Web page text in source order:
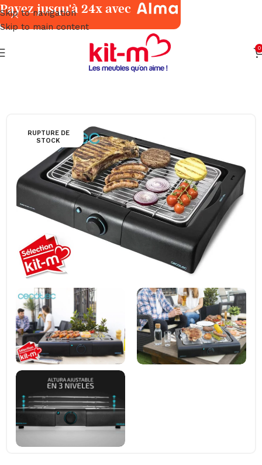
Skip to navigation
Skip to main content
0
Petits Électroménagers Cuisine
RUPTURE DE
STOCK
Payez jusqu'à 24x avec